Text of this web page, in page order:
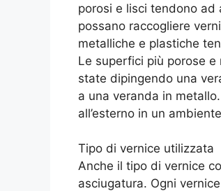
porosi e lisci tendono ad
possano raccogliere
metalliche e plastiche
Le superfici più porose
state dipingendo una
a una veranda in
all’esterno in un
Tipo di vernice utilizzata
Anche il tipo di vernice
asciugatura. Ogni